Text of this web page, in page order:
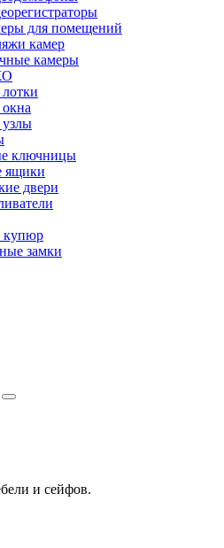
для помещений
камер
камеры
ключницы
ящики
двери
купюр
замки
и сейфов.